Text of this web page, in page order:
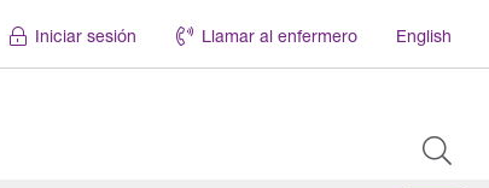
Iniciar sesión Llamar al enfermero English